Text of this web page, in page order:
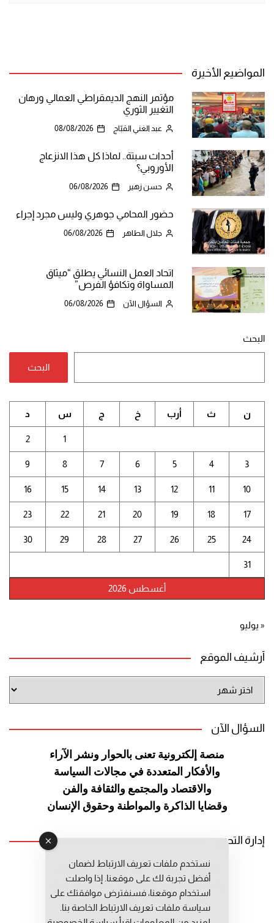
المواضيع الأخيرة
مؤتمر النهج الديمقراطي العمالي ورهان
التغيير الثوري
عبد الغني القبّاج 08/08/2026
أحداث سبتة.. لماذا كل هذا الانزعاج
الأوروبي؟
حسن زهير 06/08/2026
حضور المحامي جوهري وليس مجرد إجراء
جلال الطاهر 06/08/2026
اتحاد العمل النسائي يطلق “ميثاق
المساواة وتكافؤ الفرص”
السؤال الآن 06/08/2026
البحث
البحث
أغسطس 2026
ن ث أرب خ ج س د
1
2
3
4
5
6
7
8
9
10
11
12
13
14
15
16
17
18
19
20
21
22
23
24
25
26
27
28
29
30
31
« يوليو
أرشيف الموقع
الموقع
السؤال الآن
منصة إلكترونية تعنى بالحوار ونشر الآراء
والأفكار المتعددة في مجالات السياسة
والاقتصاد والمجتمع والثقافة والفن
وقضايا الذاكرة والمواطنة وحقوق الإنسان
إدارة التحرير
رئيس التحرير: عبد الرحيم التوراني
رئيس التحرير المساعد: المعطي قبال
مديرة التحرير: فاطمة حوحو
نستخدم ملفات تعريف الارتباط لضمان
أفضل تجربة لك على موقعنا. إذا واصلت
استخدام موقعنا، فسنفترض موافقتك على
سياسة ملفات تعريف الارتباط الخاصة بنا.